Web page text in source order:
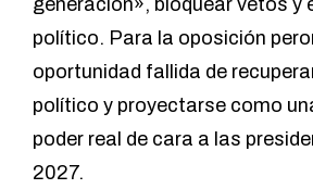
político. Para la oposición
oportunidad fallida de
político y proyectarse como
poder real de cara a las
2027.